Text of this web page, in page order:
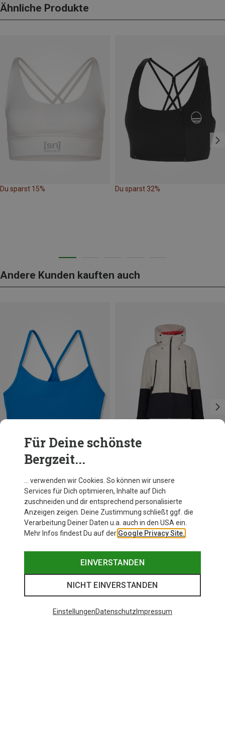
Ähnliche Produkte
Du sparst 15% Du sparst 32%
Andere Kunden kauften auch
Du sparst 36%
Für Deine schönste
Bergzeit...
… verwenden wir Cookies. So können wir unsere
Services für Dich optimieren, Inhalte auf Dich
zuschneiden und dir entsprechend personalisierte
Anzeigen zeigen. Deine Zustimmung schließt ggf. die
Verarbeitung Deiner Daten u.a. auch in den USA ein.
Mehr Infos findest Du auf der Google Privacy Site.
EINVERSTANDEN
NICHT EINVERSTANDEN
EinstellungenDatenschutz Impressum